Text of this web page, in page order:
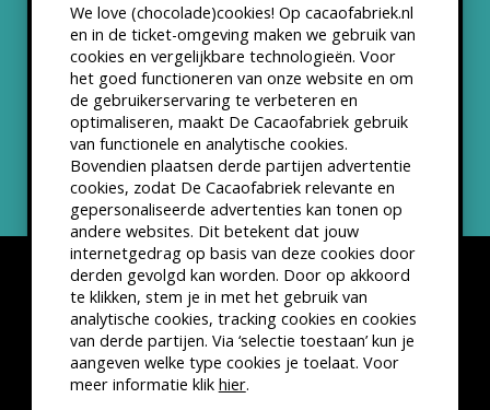
We love (chocolade)cookies! Op cacaofabriek.nl
en in de ticket-omgeving maken we gebruik van
cookies en vergelijkbare technologieën. Voor
het goed functioneren van onze website en om
de gebruikerservaring te verbeteren en
optimaliseren, maakt De Cacaofabriek gebruik
van functionele en analytische cookies.
Bovendien plaatsen derde partijen advertentie
cookies, zodat De Cacaofabriek relevante en
gepersonaliseerde advertenties kan tonen op
andere websites. Dit betekent dat jouw
internetgedrag op basis van deze cookies door
derden gevolgd kan worden. Door op akkoord
te klikken, stem je in met het gebruik van
analytische cookies, tracking cookies en cookies
van derde partijen. Via ‘selectie toestaan’ kun je
aangeven welke type cookies je toelaat. Voor
meer informatie klik hier.
Partners & Samenwerkingen
ANBI status
Nieuwsbrief
Disclaimer Privacyverklaring
Kleine lettertjes
VSCD Bezoekersvoorwaarden